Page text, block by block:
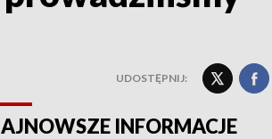
UDOSTĘPNIJ:
INFORMACJE